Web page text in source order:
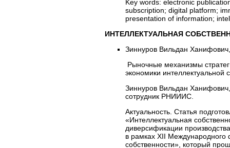
Key words: electronic
subscription; digital platform;
presentation of information;
ИНТЕЛЛЕКТУАЛЬНАЯ
Зиннуров Вильдан Ханифович,
Рыночные механизмы
экономики интеллектуальной
Зиннуров Вильдан
сотрудник РНИИИС.
Актуальность. Статья
«Интеллектуальная
диверсификации
в рамках XII Международного
собственности», который